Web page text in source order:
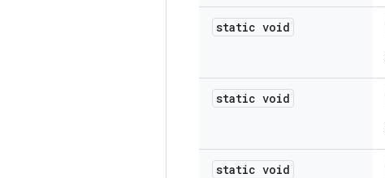
static void
static void
static void